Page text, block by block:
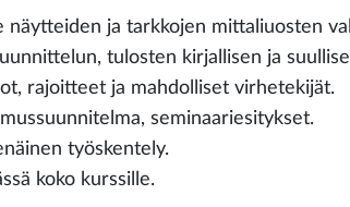
näytteiden ja tarkkojen mittaliuosten
tulosten kirjallisen ja
rajoitteet ja mahdolliset virhetekijät.
seminaariesitykset.
työskentely.
koko kurssille.